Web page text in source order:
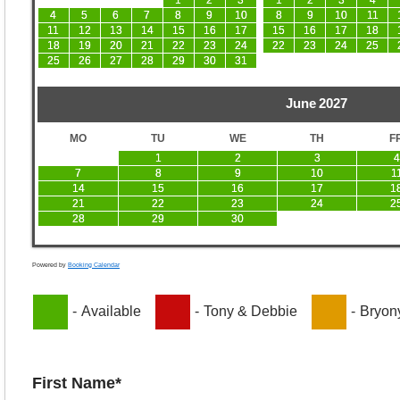
4
5 6 7 8 9
10
11
12 13 14 15 16
17
18
19 20 21 22 23
24
25
26 27 28 29 30 31
8
9 10 11
15
16 17 18
22
23 24 25
June2027
MO TU WE TH
1
2 3 4
7
8 9 10
14
15 16 17
21
22 23 24
28
29 30
Powered by Booking Calendar
- Available - Tony & Debbie -
First Name*